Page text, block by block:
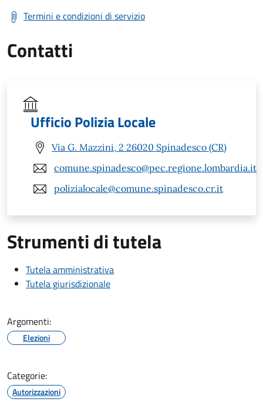
Termini e condizioni di servizio
Contatti
Ufficio Polizia Locale
Via G. Mazzini, 2 26020 Spinadesco (CR)
comune.spinadesco@pec.regione.lombardia.it
polizialocale@comune.spinadesco.cr.it
Strumenti di tutela
Tutela amministrativa
Tutela giurisdizionale
Argomenti:
Elezioni
Categorie:
Autorizzazioni